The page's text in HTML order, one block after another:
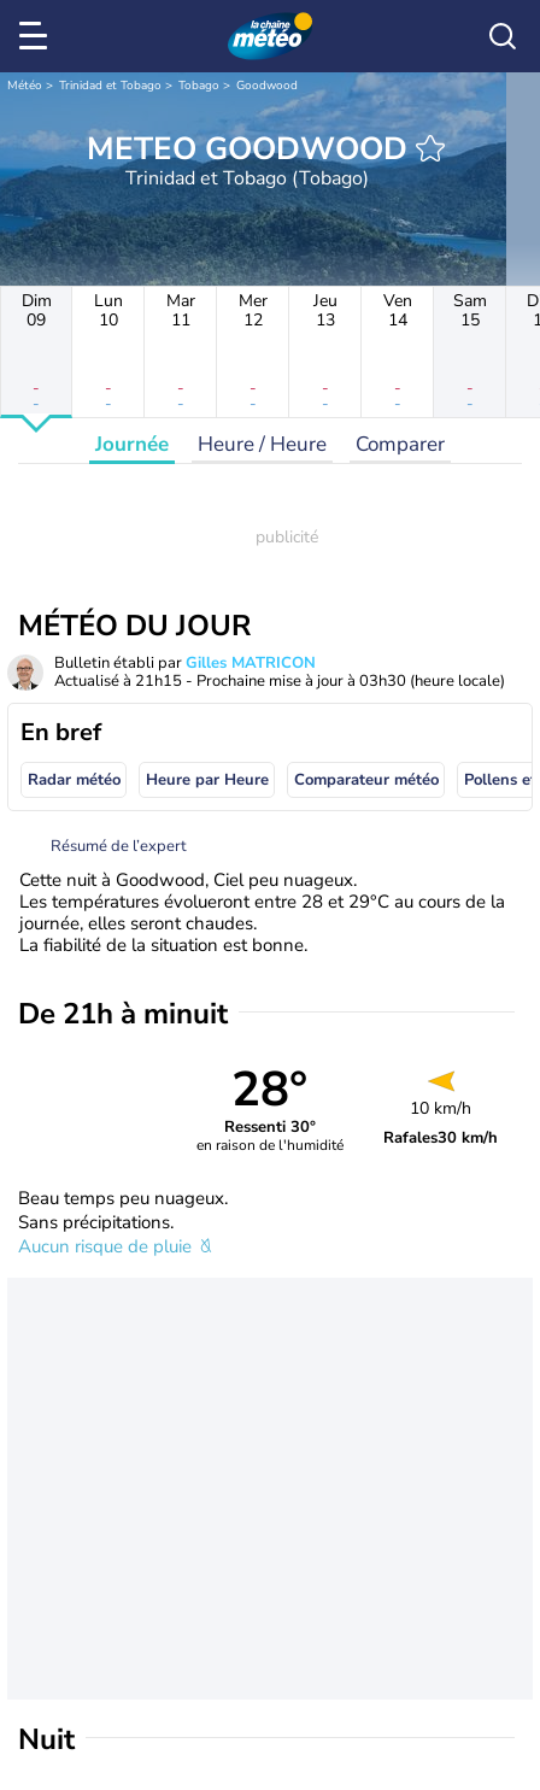
Météo Trinidad et Tobago Tobago Goodwood
METEO GOODWOOD
Trinidad et Tobago (Tobago)
Dim
09
-
-
Lun
10
-
-
Mar
11
-
-
Mer
12
-
-
Jeu
13
-
-
Ven
14
-
-
Sam
15
-
-
Journée Heure / Heure Comparer
MÉTÉO DU JOUR
Bulletin établi parGilles MATRICON
Actualisé à 21h15 - Prochaine mise à jour à 03h30 (heure locale)
En bref
Radar météo Heure par Heure Comparateur météo Pollens
Résumé de l’expert
Cette nuit à Goodwood, Ciel peu nuageux.
Les températures évolueront entre 28 et 29°C au cours de la
journée, elles seront chaudes.
La fiabilité de la situation est bonne.
De 21h à minuit
28°
Ressenti 30°
en raison de l'humidité
10 km/h
Rafales30 km/h
Beau temps peu nuageux.
Sans précipitations.
Aucun risque de pluie
Nuit